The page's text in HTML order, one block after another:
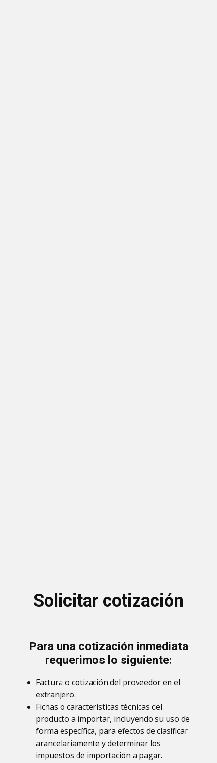
Solicitar cotización
Para una cotización inmediata
requerimos lo siguiente:
Factura o cotización del proveedor en el
extranjero.
Fichas o características técnicas del
producto a importar, incluyendo su uso de
forma específica, para efectos de clasificar
arancelariamente y determinar los
impuestos de importación a pagar.